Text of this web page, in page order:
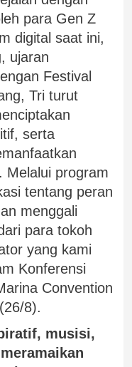
para Gen Z
digital saat ini,
ujaran
Festival
Tri turut
serta
Melalui program
tentang peran
menggali
para tokoh
yang kami
Konferensi
Convention
8).
musisi,